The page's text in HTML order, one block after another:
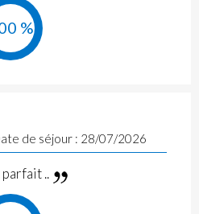
%
de séjour : 28/07/2026
..